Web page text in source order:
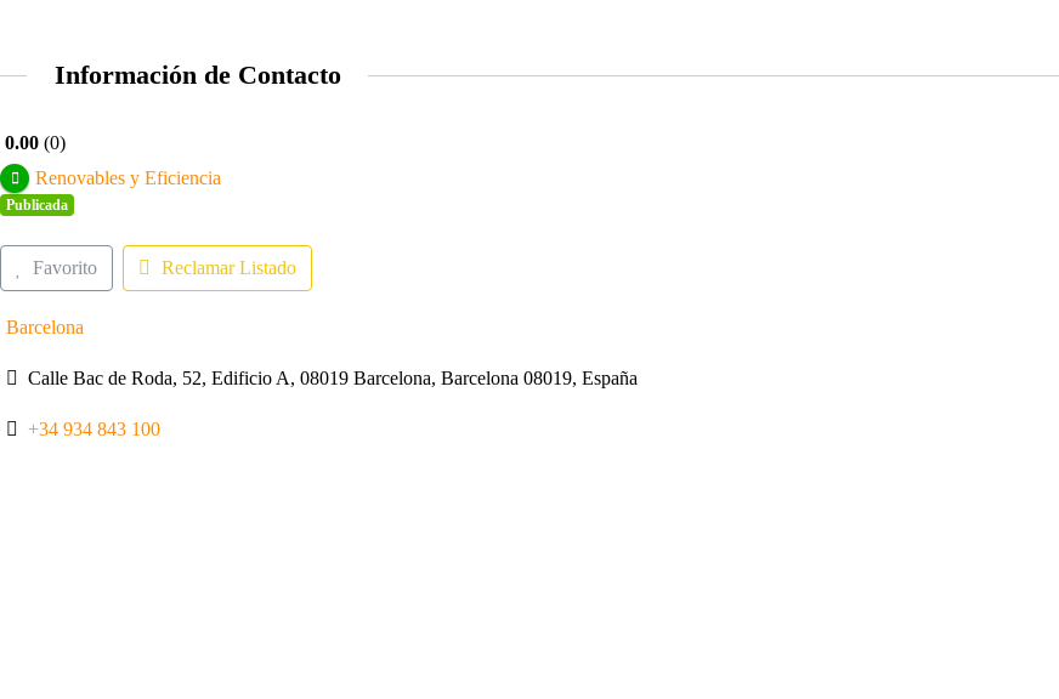
Información de Contacto
0.00 0
Renovables y Eficiencia
Publicada
Favorito Reclamar Listado
Barcelona
Calle Bac de Roda, 52, Edificio A, 08019 Barcelona, Barcelona 08019, España
+34 934 843 100